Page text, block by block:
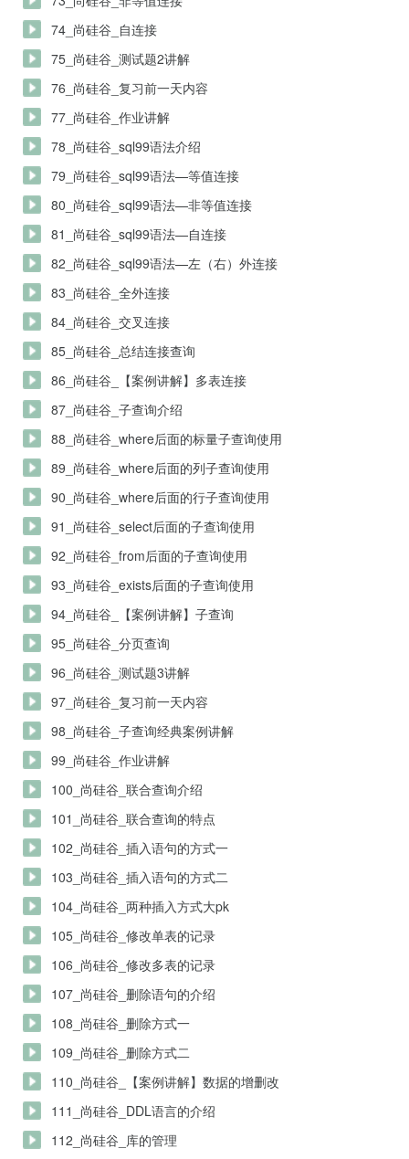
74_尚硅谷_自连接
75_尚硅谷_测试题2讲解
76_尚硅谷_复习前一天内容
77_尚硅谷_作业讲解
78_尚硅谷_sql99语法介绍
79_尚硅谷_sql99语法—等值连接
80_尚硅谷_sql99语法—非等值连接
81_尚硅谷_sql99语法—自连接
82_尚硅谷_sql99语法—左（右）外连接
83_尚硅谷_全外连接
84_尚硅谷_交叉连接
85_尚硅谷_总结连接查询
86_尚硅谷_【案例讲解】多表连接
87_尚硅谷_子查询介绍
88_尚硅谷_where后面的标量子查询使用
89_尚硅谷_where后面的列子查询使用
90_尚硅谷_where后面的行子查询使用
91_尚硅谷_select后面的子查询使用
92_尚硅谷_from后面的子查询使用
93_尚硅谷_exists后面的子查询使用
94_尚硅谷_【案例讲解】子查询
95_尚硅谷_分页查询
96_尚硅谷_测试题3讲解
97_尚硅谷_复习前一天内容
98_尚硅谷_子查询经典案例讲解
99_尚硅谷_作业讲解
100_尚硅谷_联合查询介绍
101_尚硅谷_联合查询的特点
102_尚硅谷_插入语句的方式一
103_尚硅谷_插入语句的方式二
104_尚硅谷_两种插入方式大pk
105_尚硅谷_修改单表的记录
106_尚硅谷_修改多表的记录
107_尚硅谷_删除语句的介绍
108_尚硅谷_删除方式一
109_尚硅谷_删除方式二
110_尚硅谷_【案例讲解】数据的增删改
111_尚硅谷_DDL语言的介绍
112_尚硅谷_库的管理